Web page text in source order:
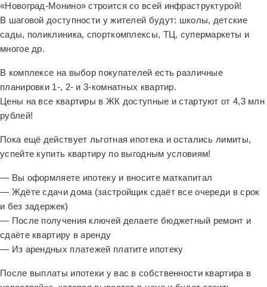
«Новоград-Монино» строится со всей инфраструктурой!
В шаговой доступности у жителей будут: школы, детские
сады, поликлиника, спорткомплексы, ТЦ, супермаркеты и
многое др.
В комплексе на выбор покупателей есть различные
планировки 1-, 2- и 3-комнатных квартир.
Цены на все квартиры в ЖК доступные и стартуют от 4,3 млн
рублей!
Пока ещё действует льготная ипотека и остались лимиты,
успейте купить квартиру по выгодным условиям!
— Вы оформляете ипотеку и вносите маткапитал
— Ждёте сдачи дома (застройщик сдаёт все очереди в срок
и без задержек)
— После получения ключей делаете бюджетный ремонт и
сдаёте квартиру в аренду
— Из арендных платежей платите ипотеку
После выплаты ипотеки у вас в собственности квартира в